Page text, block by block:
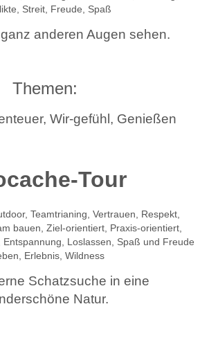
anderen Augen sehen.
Themen:
Wir-gefühl, Genießen
Tour
Schatzsuche in eine
Natur.